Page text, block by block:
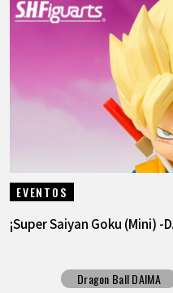
EVENTOS
¡Super Saiyan Goku (Mini) -
Dragon Ball DAIMA